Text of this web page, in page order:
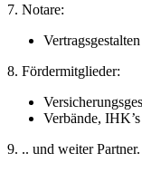
7. Notare:
8. Fördermitglieder:
Verbände, IHK’s
9. .. und weiter Partner.